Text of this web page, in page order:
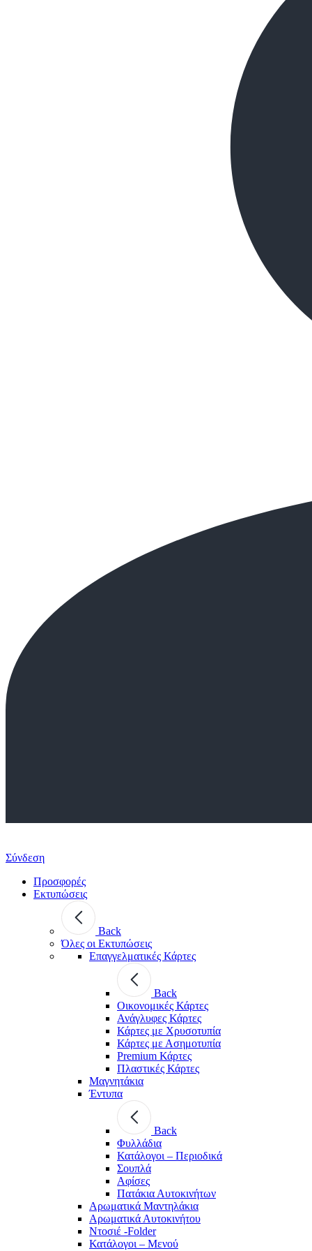
Σύνδεση
Προσφορές
Εκτυπώσεις
Back
Όλες οι Εκτυπώσεις
Επαγγελματικές Κάρτες
Back
Οικονομικές Κάρτες
Ανάγλυφες Κάρτες
Κάρτες με Χρυσοτυπία
Κάρτες με Ασημοτυπία
Premium Κάρτες
Πλαστικές Κάρτες
Μαγνητάκια
Έντυπα
Back
Φυλλάδια
Κατάλογοι – Περιοδικά
Σουπλά
Αφίσες
Πατάκια Αυτοκινήτων
Αρωματικά Μαντηλάκια
Αρωματικά Αυτοκινήτου
Ντοσιέ -Folder
Κατάλογοι – Μενού